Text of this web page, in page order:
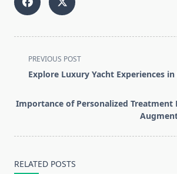
<span
class="nav-
screen-
PREVIOUS POST
Explore Luxury Yacht Experiences
Importance of Personalized Treatment
RELATED POSTS